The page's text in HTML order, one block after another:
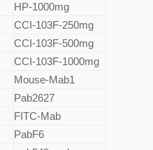
HP-1000mg
CCI-103F-250mg
CCI-103F-500mg
CCI-103F-1000mg
Mouse-Mab1
Pab2627
FITC-Mab
PabF6